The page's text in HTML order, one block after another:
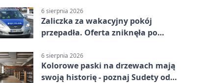
6 sierpnia 2026
Zaliczka za wakacyjny pokój
przepadła. Oferta zniknęła po
6 sierpnia 2026
Kolorowe paski na drzewach mają
swoją historię - poznaj Sudety od